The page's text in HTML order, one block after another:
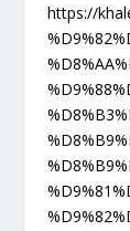
https://